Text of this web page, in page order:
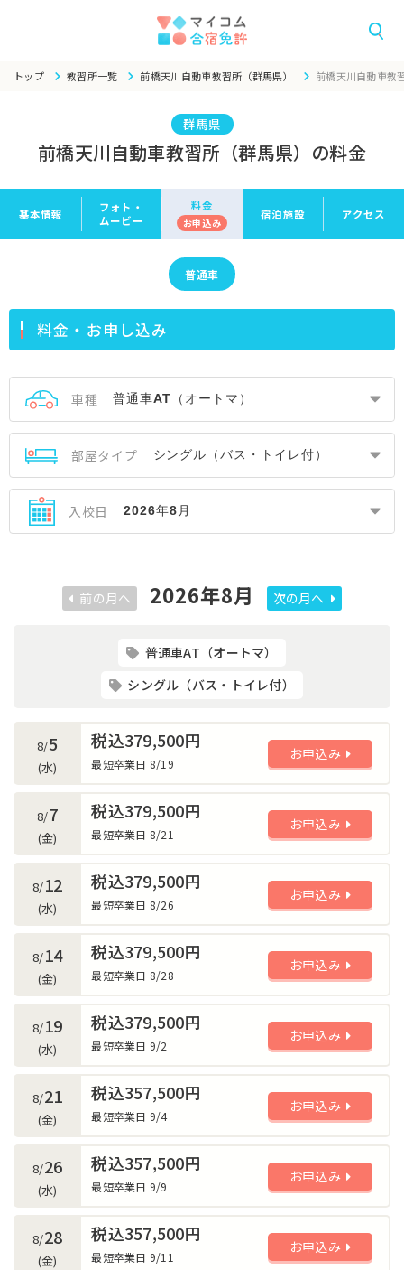
トップ 教習所一覧 前橋天川自動車教習所（群馬県） 前橋天川自動車教
群馬県
前橋天川自動車教習所（群馬県）の料金
基本情報
フォト・
ムービー
料金
お申込み
宿泊施設 アクセス
普通車
料金・お申し込み
車種
部屋タイプ
入校日
前の月へ 2026年8月 次の月へ
普通車AT（オートマ）
シングル（バス・トイレ付）
8/5
(水)
税込379,500円
最短卒業日 8/19
お申込み
8/7
(金)
税込379,500円
最短卒業日 8/21
お申込み
8/12
(水)
税込379,500円
最短卒業日 8/26
お申込み
8/14
(金)
税込379,500円
最短卒業日 8/28
お申込み
8/19
(水)
税込379,500円
最短卒業日 9/2
お申込み
8/21
(金)
税込357,500円
最短卒業日 9/4
お申込み
8/26
(水)
税込357,500円
最短卒業日 9/9
お申込み
8/28
(金)
税込357,500円
最短卒業日 9/11
お申込み